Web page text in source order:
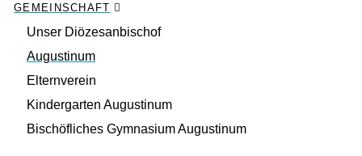
GEMEINSCHAFT
Unser Diözesanbischof
Augustinum
Elternverein
Kindergarten Augustinum
Bischöfliches Gymnasium Augustinum